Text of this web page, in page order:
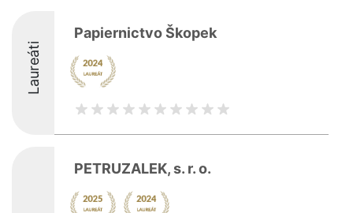
Laureáti
Papiernictvo Škopek
PETRUZALEK, s. r. o.